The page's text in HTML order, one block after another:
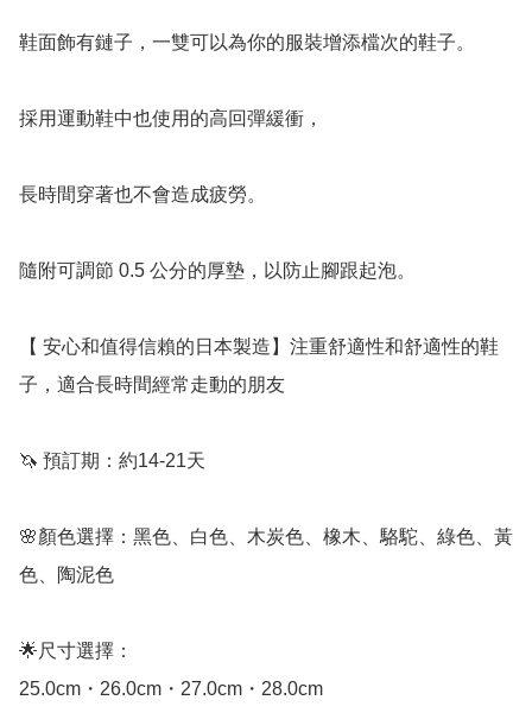
鞋面飾有鏈子，一雙可以為你的服裝增添檔次的鞋子。
採用運動鞋中也使用的高回彈緩衝，
長時間穿著也不會造成疲勞。
隨附可調節 0.5 公分的厚墊，以防止腳跟起泡。
【 安心和值得信賴的日本製造】注重舒適性和舒適性的鞋
子，適合長時間經常走動的朋友
🦄 預訂期：約14-21天
🌸顏色選擇：黑色、白色、木炭色、橡木、駱駝、綠色、黃
色、陶泥色
🌟尺寸選擇：
25.0cm・26.0cm・27.0cm・28.0cm